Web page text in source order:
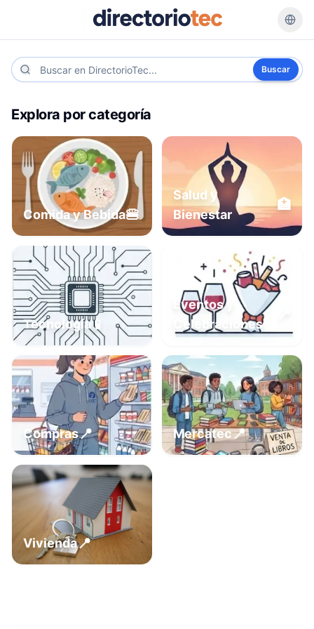
Buscar
Explora por categoría
Comida y Bebida🍔
Salud y
Bienestar
🏥
Tecnología📱
Eventos y
Celebraciones
Compras📍 Mercatec📍
Vivienda📍